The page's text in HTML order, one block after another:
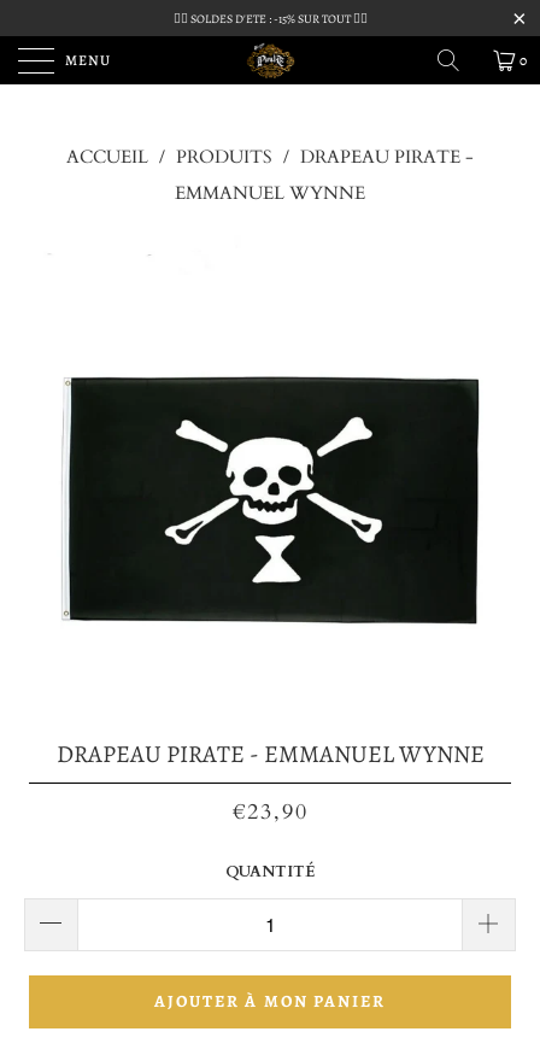
🏴‍☠️ SOLDES D'ETE : -15% SUR TOUT 🏴‍☠️
MENU 0
ACCUEIL / PRODUITS / DRAPEAU PIRATE -
EMMANUEL WYNNE
DRAPEAU PIRATE - EMMANUEL WYNNE
€23,90
QUANTITÉ
AJOUTER À MON PANIER